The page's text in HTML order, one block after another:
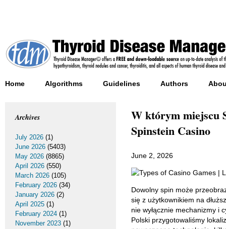
Home Algorithms Guidelines Authors
W którym miejscu
Spinstein Casino
June 2, 2026
Dowolny spin może
się z użytkownikiem na
nie wyłącznie mechanizmy i
Polski przygotowaliśmy
Archives
July 2026 (1)
June 2026 (5403)
May 2026 (8865)
April 2026 (550)
March 2026 (105)
February 2026 (34)
January 2026 (2)
April 2025 (1)
February 2024 (1)
November 2023 (1)